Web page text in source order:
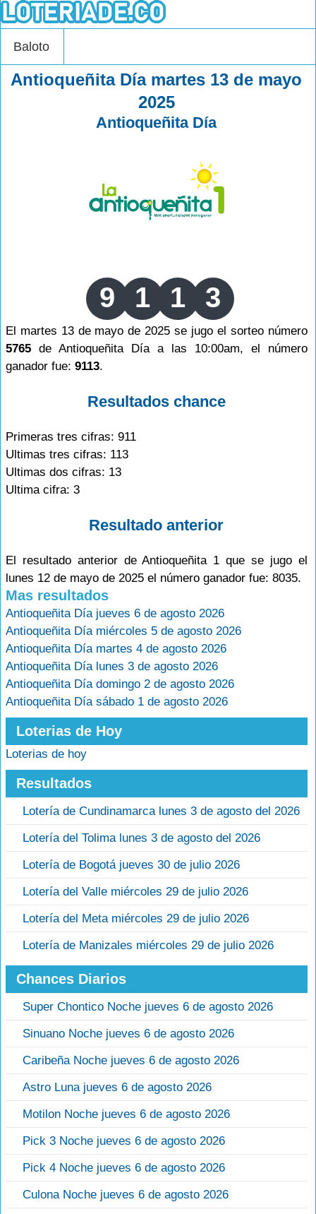
Baloto
Antioqueñita Día martes 13 de mayo
2025
Antioqueñita Día
9 1 1 3
El martes 13 de mayo de 2025 se jugo el sorteo número
5765 de Antioqueñita Día a las 10:00am, el número
ganador fue: 9113.
Resultados chance
Primeras tres cifras: 911
Ultimas tres cifras: 113
Ultimas dos cifras: 13
Ultima cifra: 3
Resultado anterior
El resultado anterior de Antioqueñita 1 que se jugo el
lunes 12 de mayo de 2025 el número ganador fue: 8035.
Mas resultados
Antioqueñita Día jueves 6 de agosto 2026
Antioqueñita Día miércoles 5 de agosto 2026
Antioqueñita Día martes 4 de agosto 2026
Antioqueñita Día lunes 3 de agosto 2026
Antioqueñita Día domingo 2 de agosto 2026
Antioqueñita Día sábado 1 de agosto 2026
Loterias de Hoy
Loterias de hoy
Resultados
Lotería de Cundinamarca lunes 3 de agosto del 2026
Lotería del Tolima lunes 3 de agosto del 2026
Lotería de Bogotá jueves 30 de julio 2026
Lotería del Valle miércoles 29 de julio 2026
Lotería del Meta miércoles 29 de julio 2026
Lotería de Manizales miércoles 29 de julio 2026
Chances Diarios
Super Chontico Noche jueves 6 de agosto 2026
Sinuano Noche jueves 6 de agosto 2026
Caribeña Noche jueves 6 de agosto 2026
Astro Luna jueves 6 de agosto 2026
Motilon Noche jueves 6 de agosto 2026
Pick 3 Noche jueves 6 de agosto 2026
Pick 4 Noche jueves 6 de agosto 2026
Culona Noche jueves 6 de agosto 2026